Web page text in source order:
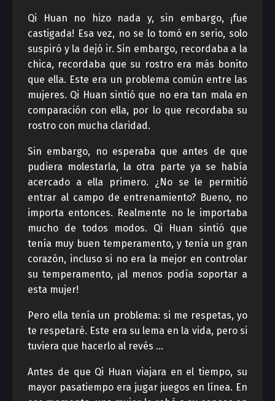
Qi Huan no hizo nada y, sin embargo, ¡fue
castigada! Esa vez, no se lo tomó en serio, solo
suspiró y la dejó ir. Sin embargo, recordaba a la
chica, recordaba que su rostro era más bonito
que ella. Este era un problema común entre las
mujeres. Qi Huan sintió que no era tan mala en
comparación con ella, por lo que recordaba su
rostro con mucha claridad.
Sin embargo, no esperaba que antes de que
pudiera molestarla, la otra parte ya se había
acercado a ella primero. ¿No se le permitió
entrar al campo de entrenamiento? Bueno, no
importa entonces. Realmente no le importaba
mucho de todos modos. Qi Huan sintió que
tenía muy buen temperamento, y tenía un gran
corazón, incluso si no era la mejor en controlar
su temperamento, ¡al menos podía soportar a
esta mujer!
Pero ella tenía un problema: si me respetas, yo
te respetaré. Este era su lema en la vida, pero si
tuviera que hacerlo al revés …
Antes de que Qi Huan viajara en el tiempo, su
mayor pasatiempo era jugar juegos en línea. En